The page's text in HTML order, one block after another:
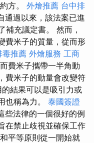
方。 外燴推薦 台中排
通過以來，該法案已進
補充議定書。 然而，
費米子的質量，從而形
毒推薦 外燴服務 工商
費米子攜帶一半角動
費米子的動量會改變符
結果可以是吸引力或
也稱為力。 泰國簽證
些法律的一個很好的例
在禁止歧視並確保工作
平等原則從一開始就